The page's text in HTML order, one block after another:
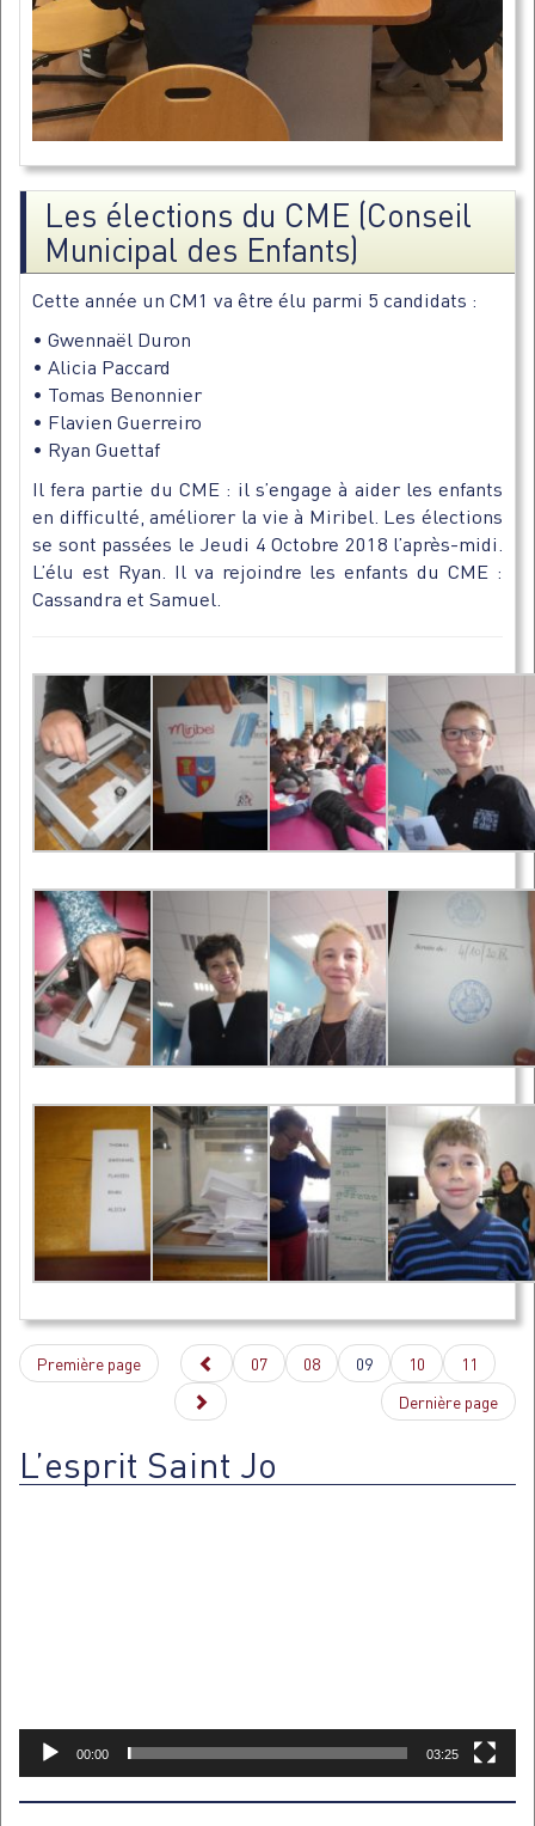
Les élections du CME (Conseil
Municipal des Enfants)
Cette année un CM1 va être élu parmi 5 candidats :
• Gwennaël Duron
• Alicia Paccard
• Tomas Benonnier
• Flavien Guerreiro
• Ryan Guettaf
Il fera partie du CME : il s’engage à aider les enfants
en difficulté, améliorer la vie à Miribel. Les élections
se sont passées le Jeudi 4 Octobre 2018 l’après-midi.
L’élu est Ryan. Il va rejoindre les enfants du CME :
Cassandra et Samuel.
Première page 07 08 09 10
11
Dernière page
L’esprit Saint Jo
00:00 03:25